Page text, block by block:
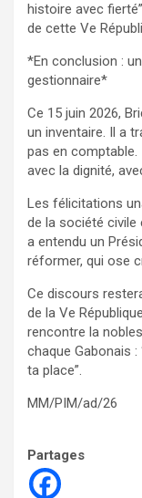
histoire avec
de cette Ve
*En conclusion :
gestionnaire*
Ce 15 juin 2026,
un inventaire. Il a
pas en comptable.
avec la dignité,
Les félicitations
de la société civile
a entendu un
réformer, qui ose
Ce discours
de la Ve
rencontre la
chaque Gabonais :
ta place”.
MM/PIM/ad/26
Partages